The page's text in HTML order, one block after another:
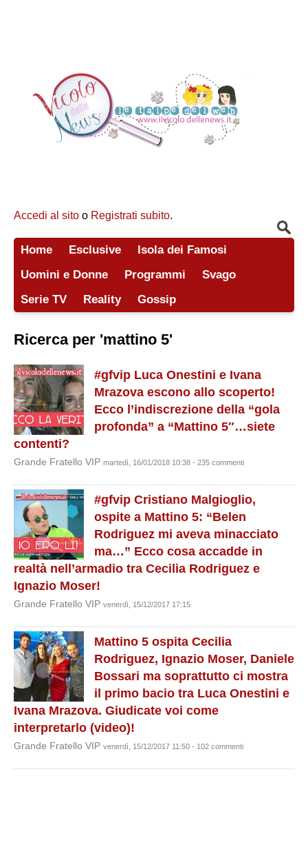
Accedi al sito o Registrati subito.
Home Esclusive
Isola dei Famosi
Uomini e Donne
Programmi
Svago
Serie TV
Reality Gossip
Ricerca per 'mattino 5'
#gfvip Luca Onestini e Ivana
Mrazova escono allo scoperto!
Ecco l’indiscrezione della “gola
profonda” a “Mattino 5″…siete
contenti?
Grande Fratello VIP martedì, 16/01/2018 10:38 - 235 commenti
#gfvip Cristiano Malgioglio,
ospite a Mattino 5: “Belen
Rodriguez mi aveva minacciato
ma…” Ecco cosa accadde in
realtà nell’armadio tra Cecilia Rodriguez e
Ignazio Moser!
Grande Fratello VIP venerdì, 15/12/2017 17:15
Mattino 5 ospita Cecilia
Rodriguez, Ignazio Moser, Daniele
Bossari ma soprattutto ci mostra
il primo bacio tra Luca Onestini e
Ivana Mrazova. Giudicate voi come
interpretarlo (video)!
Grande Fratello VIP venerdì, 15/12/2017 11:50 - 102 commenti